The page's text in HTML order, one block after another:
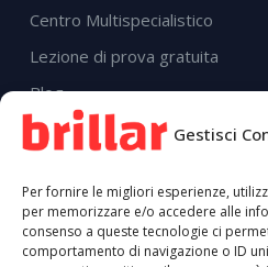
Gestisci
Per fornire le migliori esperienze,
per memorizzare e/o accedere alle
consenso a queste tecnologie ci
comportamento di navigazione o ID
Centro Multispecialistico
Lezione di prova gratuita
Blog
FAQ
Cookie Policy (UE)
Privacy Policy